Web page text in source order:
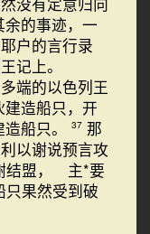
余的事迹，一
户的言行录
记上。
端的以色列王
造船只，开
船只。
37 那
以谢说预言攻
结盟， 主*要
只果然受到破